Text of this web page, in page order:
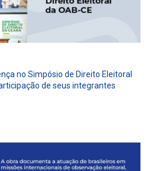
no Simpósio de Direito Eleitoral
de seus integrantes